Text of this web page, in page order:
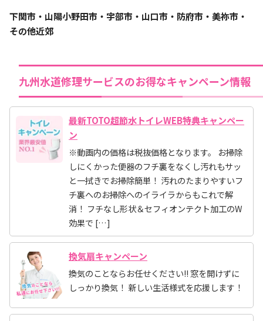
下関市・山陽小野田市・宇部市・山口市・防府市・美祢市・
その他近郊
九州水道修理サービスのお得なキャンペーン情報
最新TOTO超節水トイレWEB特典キャンペー
ン
※動画内の価格は税抜価格となります。 お掃除
しにくかった便器のフチ裏をなくし汚れもサッ
と一拭きでお掃除簡単！ 汚れのたまりやすいフ
チ裏へのお掃除へのイライラからもこれで解
消！ フチなし形状＆セフィオンテクト加工のW
効果で […]
換気扇キャンペーン
換気のことならお任せください!! 窓を開けずに
しっかり換気！ 新しい生活様式を応援します！